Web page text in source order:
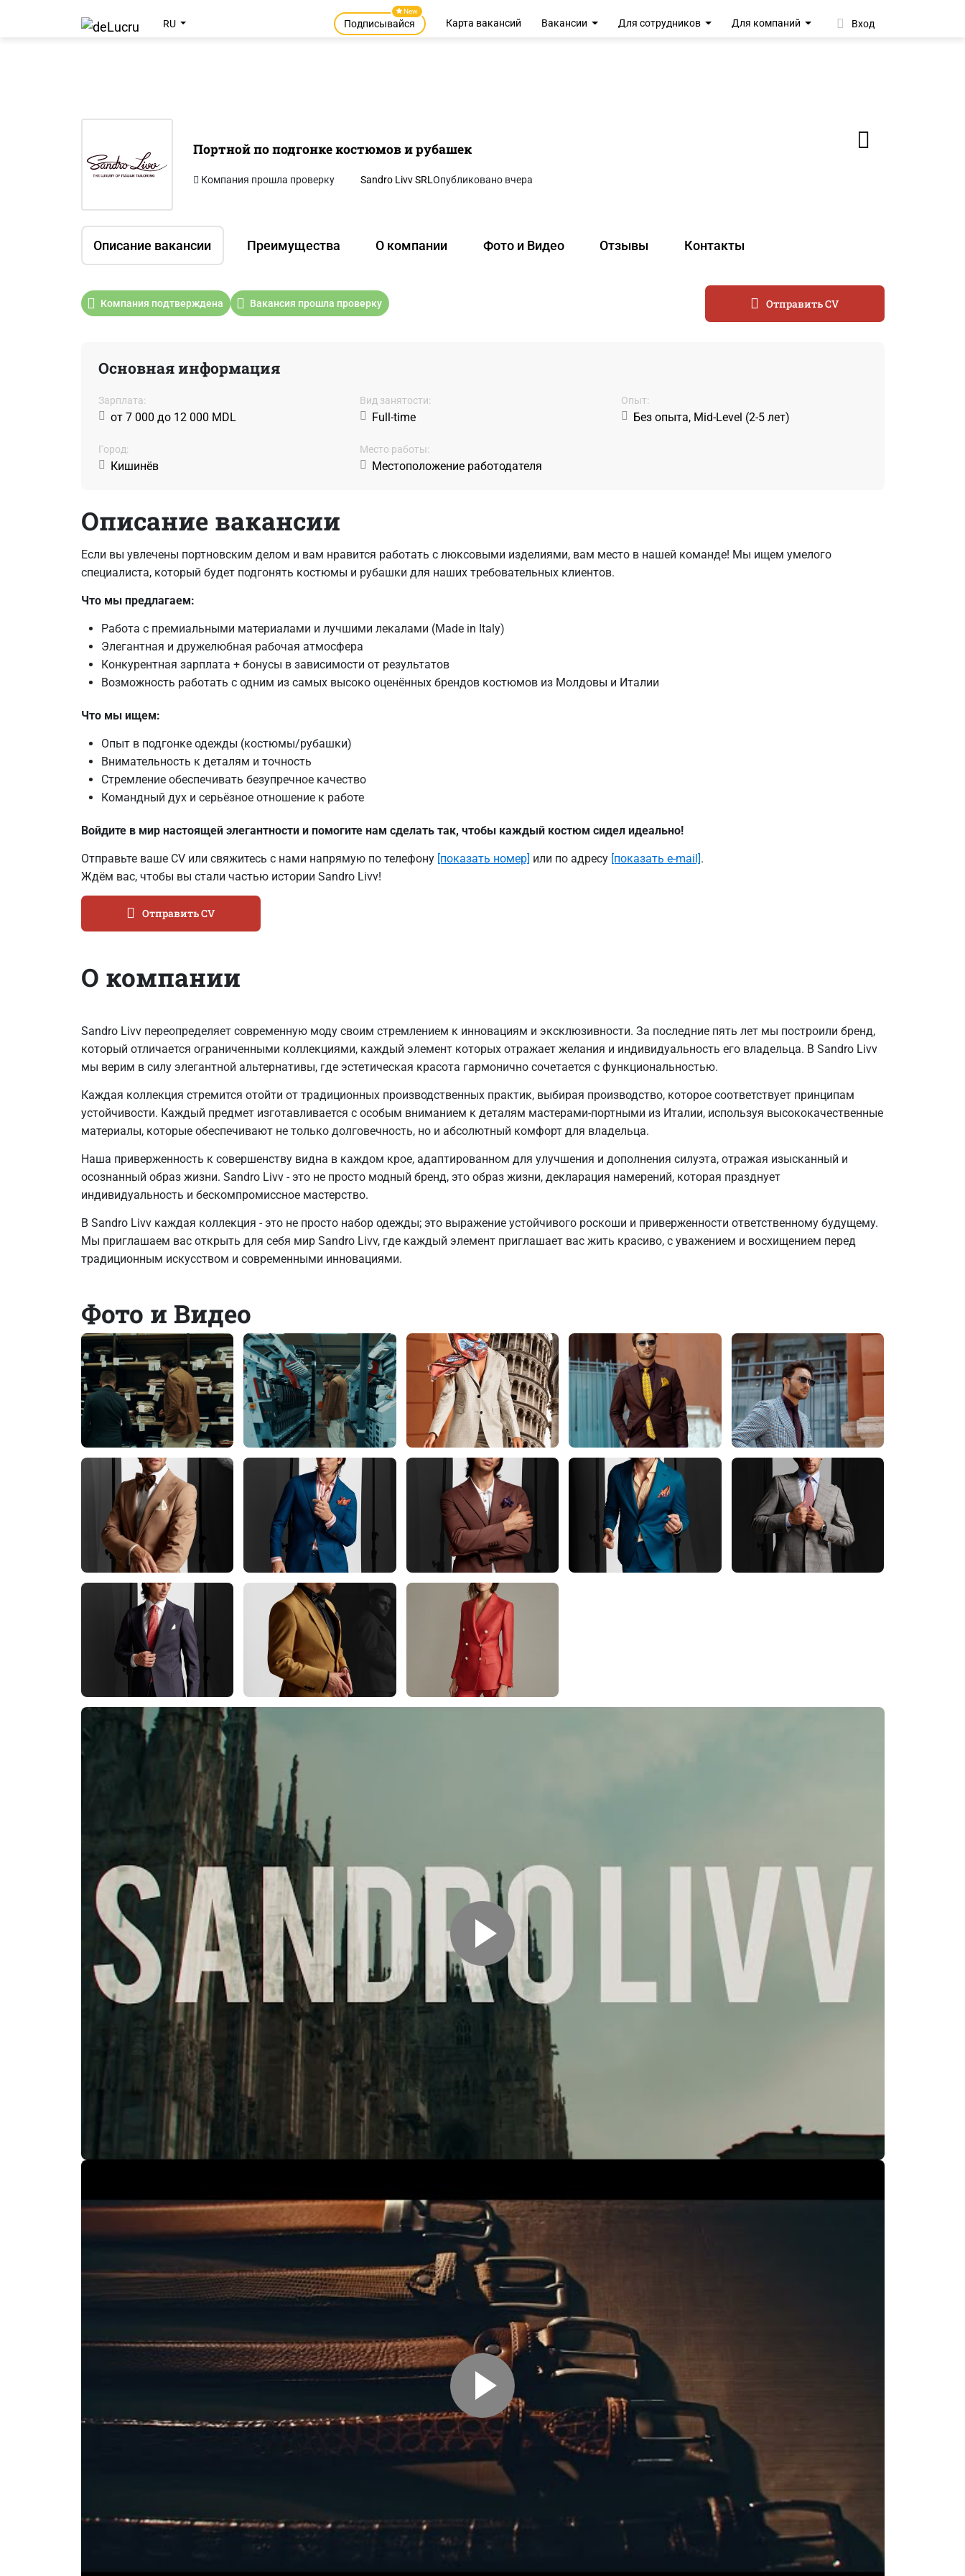
RU
New
Подписывайся Карта вакансий Вакансии Для сотрудников Для компаний Вход
Портной по подгонке костюмов и рубашек
Компания прошла проверку Sandro Livv SRL Опубликовано вчера
Описание вакансии Преимущества О компании Фото и Видео Отзывы Контакты
Компания подтверждена Вакансия прошла проверку Отправить CV
Основная информация
Зарплата:
от 7 000 до 12 000 MDL
Вид занятости:
Full-time
Oпыт:
Без опыта, Mid-Level (2-5 лет)
Город:
Кишинёв
Место работы:
Местоположение работодателя
Описание вакансии
Если вы увлечены портновским делом и вам нравится работать с люксовыми изделиями, вам место в нашей команде! Мы ищем умелого
специалиста, который будет подгонять костюмы и рубашки для наших требовательных клиентов.
Что мы предлагаем:
Работа с премиальными материалами и лучшими лекалами (Made in Italy)
Элегантная и дружелюбная рабочая атмосфера
Конкурентная зарплата + бонусы в зависимости от результатов
Возможность работать с одним из самых высоко оценённых брендов костюмов из Молдовы и Италии
Что мы ищем:
Опыт в подгонке одежды (костюмы/рубашки)
Внимательность к деталям и точность
Стремление обеспечивать безупречное качество
Командный дух и серьёзное отношение к работе
Войдите в мир настоящей элегантности и помогите нам сделать так, чтобы каждый костюм сидел идеально!
Отправьте ваше CV или свяжитесь с нами напрямую по телефону [показать номер] или по адресу [показать e-mail].
Ждём вас, чтобы вы стали частью истории Sandro Livv!
Отправить CV
О компании
Sandro Livv переопределяет современную моду своим стремлением к инновациям и эксклюзивности. За последние пять лет мы построили бренд,
который отличается ограниченными коллекциями, каждый элемент которых отражает желания и индивидуальность его владельца. В Sandro Livv
мы верим в силу элегантной альтернативы, где эстетическая красота гармонично сочетается с функциональностью.
Каждая коллекция стремится отойти от традиционных производственных практик, выбирая производство, которое соответствует принципам
устойчивости. Каждый предмет изготавливается с особым вниманием к деталям мастерами-портными из Италии, используя высококачественные
материалы, которые обеспечивают не только долговечность, но и абсолютный комфорт для владельца.
Наша приверженность к совершенству видна в каждом крое, адаптированном для улучшения и дополнения силуэта, отражая изысканный и
осознанный образ жизни. Sandro Livv - это не просто модный бренд, это образ жизни, декларация намерений, которая празднует
индивидуальность и бескомпромиссное мастерство.
В Sandro Livv каждая коллекция - это не просто набор одежды; это выражение устойчивого роскоши и приверженности ответственному будущему.
Мы приглашаем вас открыть для себя мир Sandro Livv, где каждый элемент приглашает вас жить красиво, с уважением и восхищением перед
традиционным искусством и современными инновациями.
Фото и Видео